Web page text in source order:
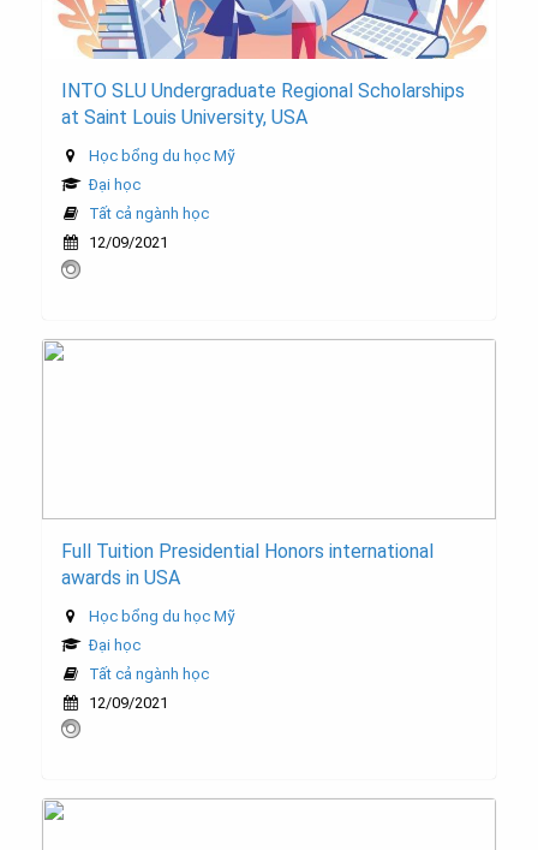
INTO SLU Undergraduate Regional Scholarships
at Saint Louis University, USA
Học bổng du học Mỹ
Đại học
Tất cả ngành học
12/09/2021
Full Tuition Presidential Honors international
awards in USA
Học bổng du học Mỹ
Đại học
Tất cả ngành học
12/09/2021